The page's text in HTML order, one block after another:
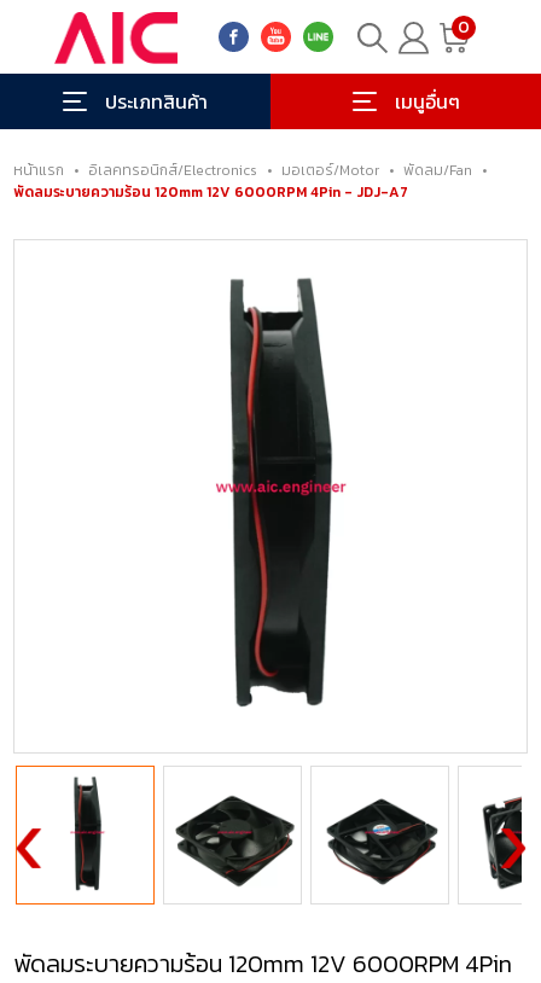
0
ประเภทสินค้า เมนูอื่นๆ
หน้าแรก • อิเลคทรอนิกส์/Electronics • มอเตอร์/Motor • พัดลม/Fan •
พัดลมระบายความร้อน 120mm 12V 6000RPM 4Pin - JDJ-A7
พัดลมระบายความร้อน 120mm 12V 6000RPM 4Pin